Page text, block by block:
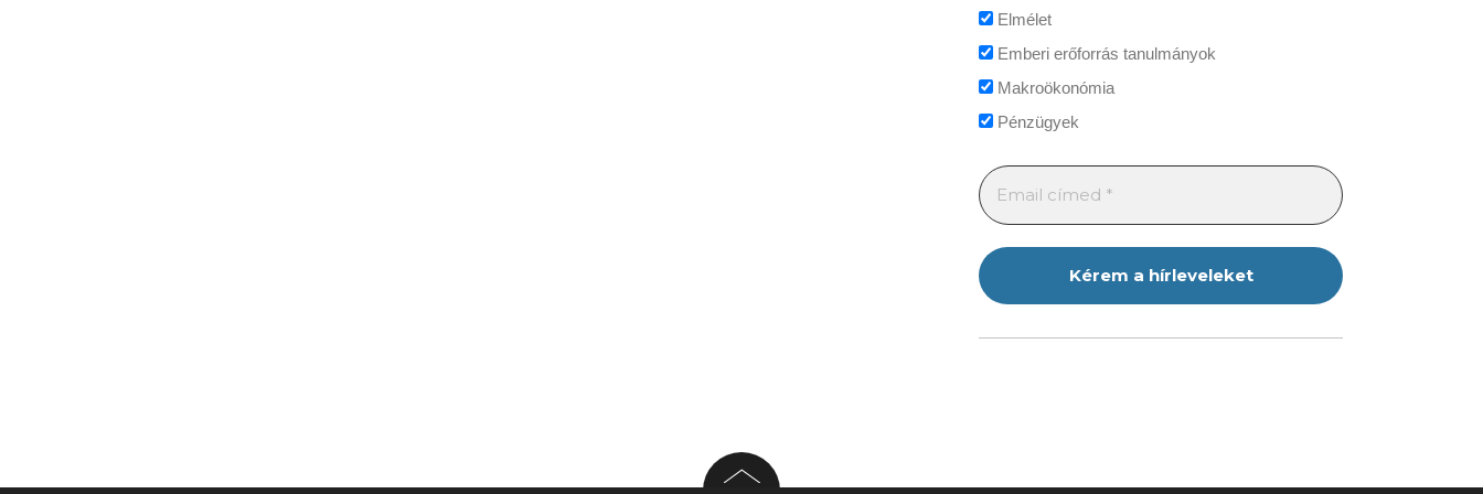
Elmélet
Emberi erőforrás tanulmányok
Makroökonómia
Pénzügyek